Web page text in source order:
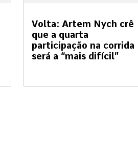
Volta: Artem Nych crê
que a quarta
participação na corrida
será a “mais difícil”